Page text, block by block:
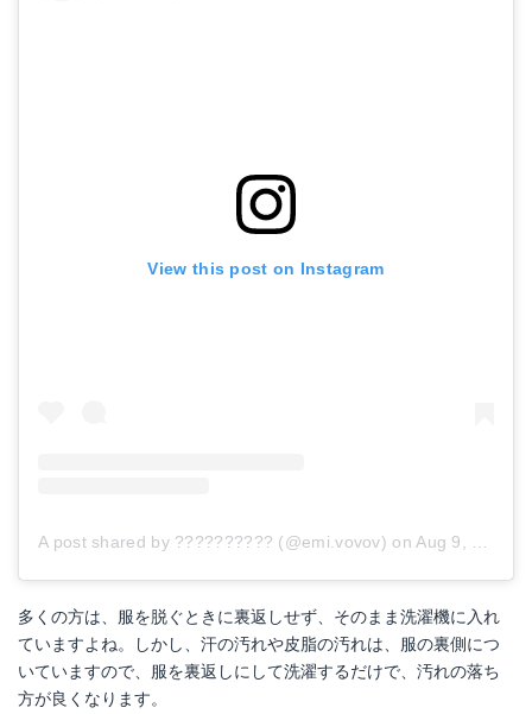
View this post on Instagram
A post shared by ?????????? (@emi.vovov) onAug 9, 2018 at 2:24pm PDT
多くの方は、服を脱ぐときに裏返しせず、そのまま洗濯機に入れ
ていますよね。しかし、汗の汚れや皮脂の汚れは、服の裏側につ
いていますので、服を裏返しにして洗濯するだけで、汚れの落ち
方が良くなります。